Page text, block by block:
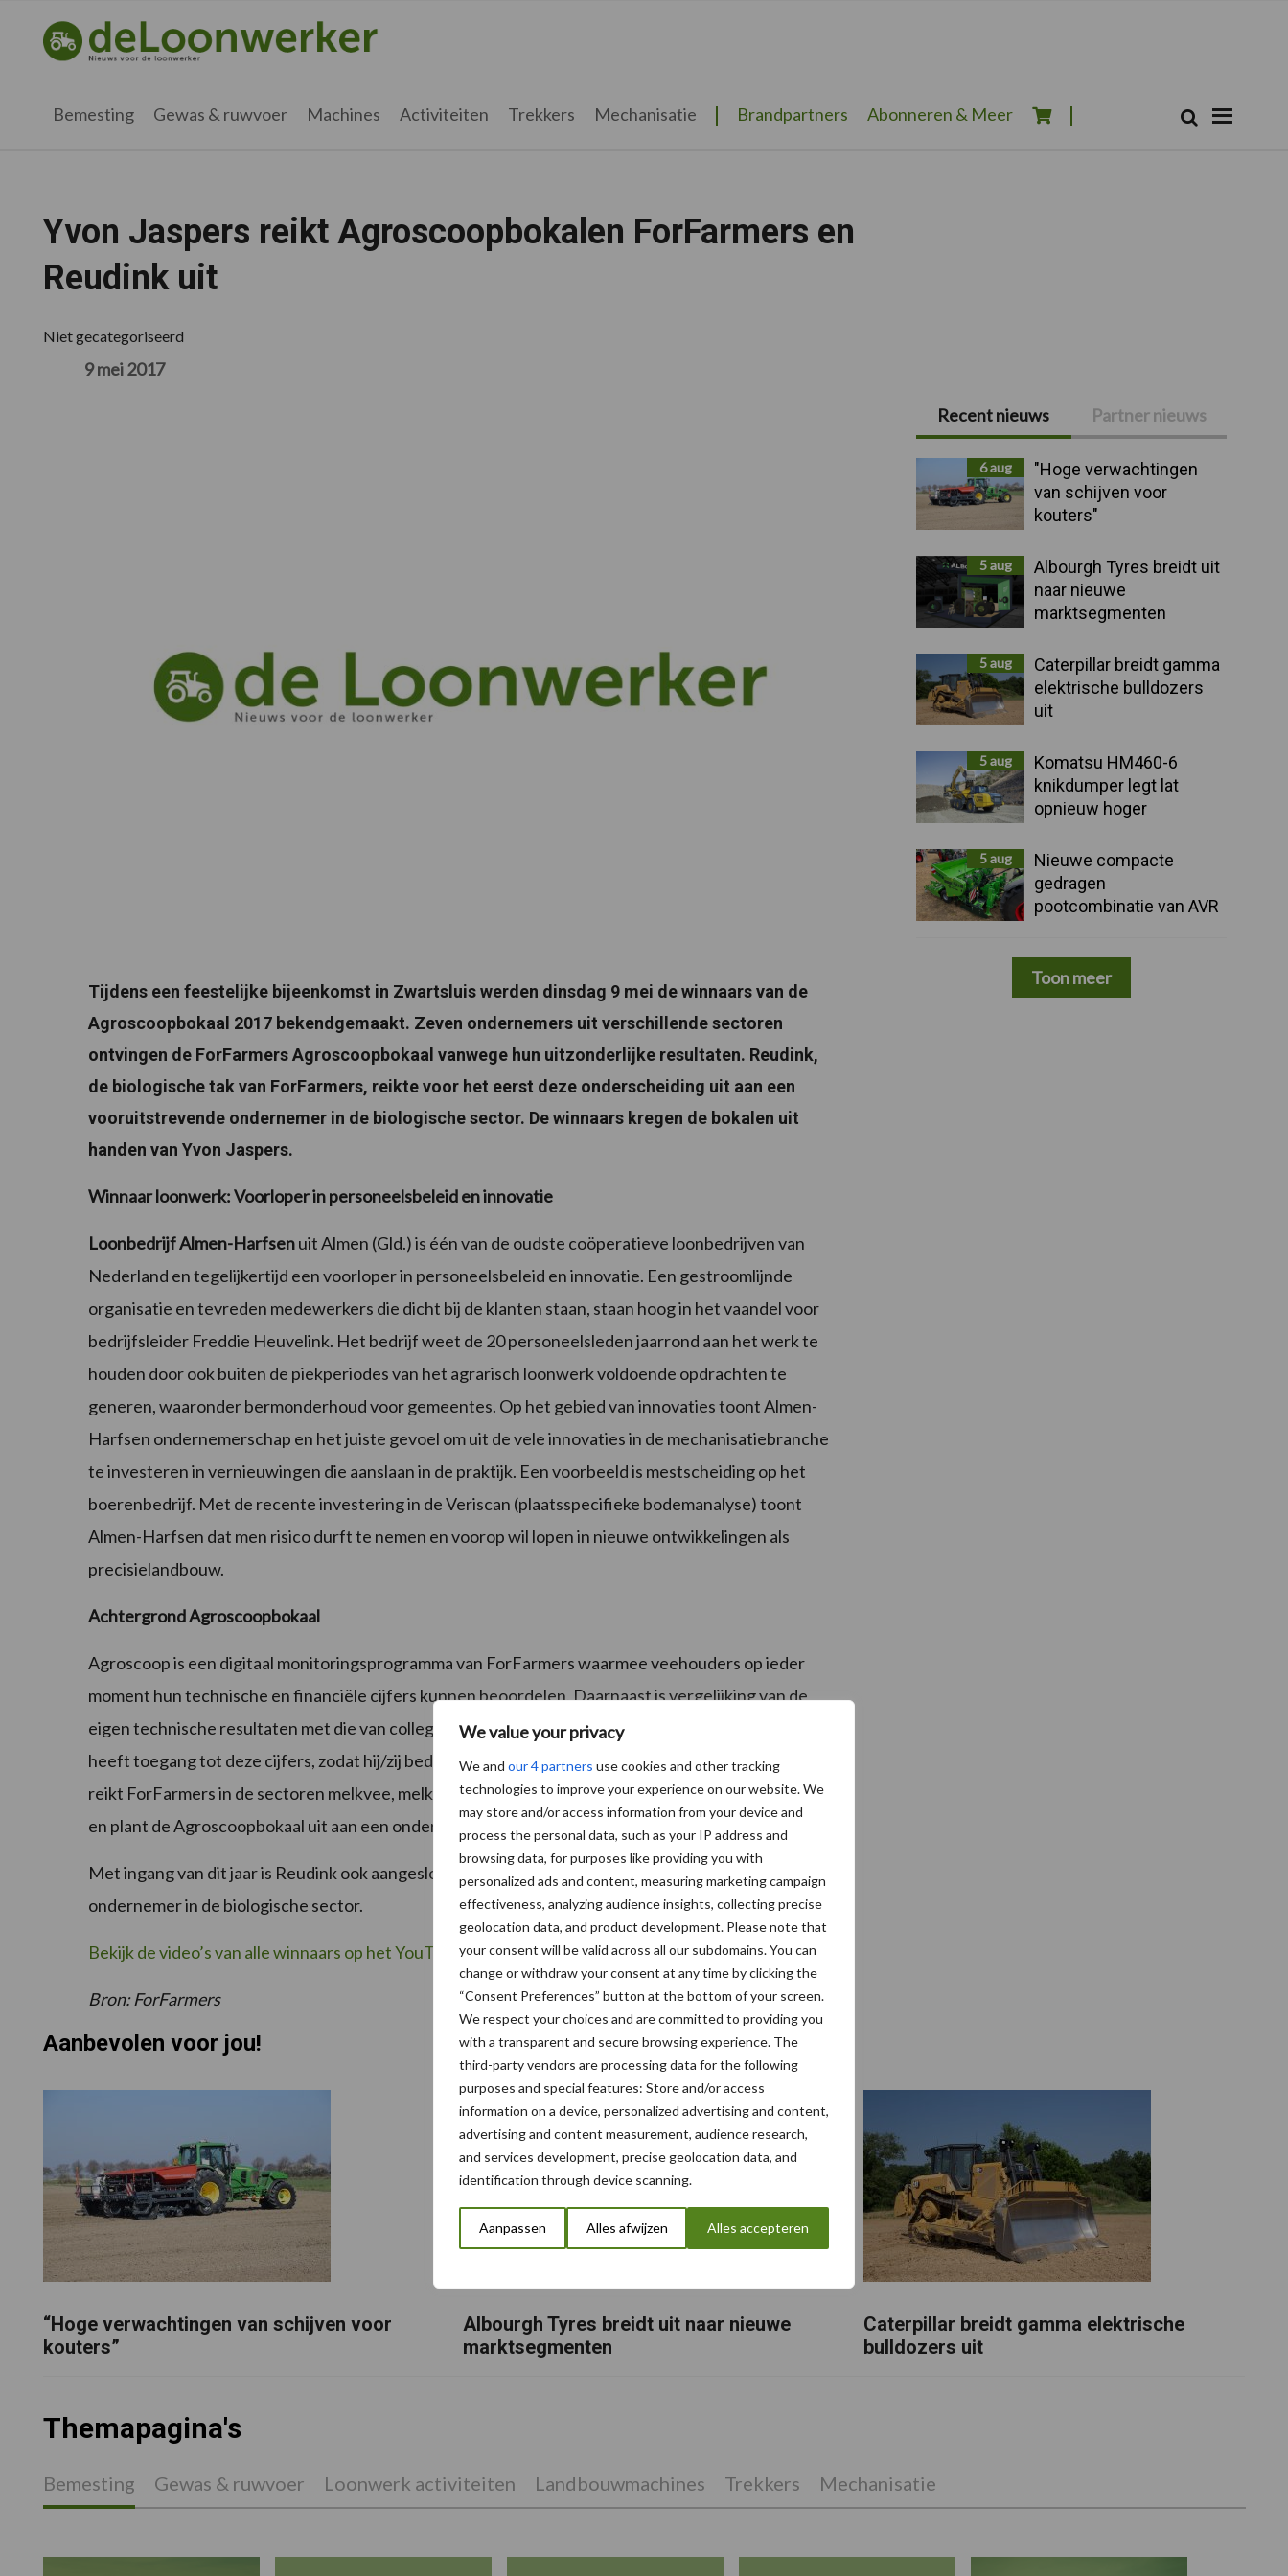
We value your privacy
We and our 4 partners use cookies and other tracking
technologies to improve your experience on our website. We
may store and/or access information from your device and
process the personal data, such as your IP address and
browsing data, for purposes like providing you with
personalized ads and content, measuring marketing campaign
effectiveness, analyzing audience insights, collecting precise
geolocation data, and product development. Please note that
your consent will be valid across all our subdomains. You can
change or withdraw your consent at any time by clicking the
“Consent Preferences” button at the bottom of your screen.
We respect your choices and are committed to providing you
with a transparent and secure browsing experience. The
third-party vendors are processing data for the following
purposes and special features: Store and/or access
information on a device, personalized advertising and content,
advertising and content measurement, audience research,
and services development, precise geolocation data, and
identification through device scanning.
Aanpassen Alles afwijzen Alles accepteren
hoofdnavigatie
hoofd
eerste
voettekst
deloonwerker.nl
Bemesting Gewas & ruwvoer Machines Activiteiten Trekkers Mechanisatie Brandpartners Abonneren & Meer Zoek
Yvon Jaspers reikt Agroscoopbokalen ForFarmers en
Reudink uit
Niet gecategoriseerd
9 mei 2017
Tijdens een feestelijke bijeenkomst in Zwartsluis werden dinsdag 9 mei de winnaars van de
Agroscoopbokaal 2017 bekendgemaakt. Zeven ondernemers uit verschillende sectoren
ontvingen de ForFarmers Agroscoopbokaal vanwege hun uitzonderlijke resultaten. Reudink,
de biologische tak van ForFarmers, reikte voor het eerst deze onderscheiding uit aan een
vooruitstrevende ondernemer in de biologische sector. De winnaars kregen de bokalen uit
handen van Yvon Jaspers.
Winnaar loonwerk: Voorloper in personeelsbeleid en innovatie
Loonbedrijf Almen-Harfsenuit Almen (Gld.) is één van de oudste coöperatieve loonbedrijven van
Nederland en tegelijkertijd een voorloper in personeelsbeleid en innovatie. Een gestroomlijnde
organisatie en tevreden medewerkers die dicht bij de klanten staan, staan hoog in het vaandel voor
bedrijfsleider Freddie Heuvelink. Het bedrijf weet de 20 personeelsleden jaarrond aan het werk te
houden door ook buiten de piekperiodes van het agrarisch loonwerk voldoende opdrachten te
generen, waaronder bermonderhoud voor gemeentes. Op het gebied van innovaties toont Almen-
Harfsen ondernemerschap en het juiste gevoel om uit de vele innovaties in de mechanisatiebranche
te investeren in vernieuwingen die aanslaan in de praktijk. Een voorbeeld is mestscheiding op het
boerenbedrijf. Met de recente investering in de Veriscan (plaatsspecifieke bodemanalyse) toont
Almen-Harfsen dat men risico durft te nemen en voorop wil lopen in nieuwe ontwikkelingen als
precisielandbouw.
Achtergrond Agroscoopbokaal
Agroscoop is een digitaal monitoringsprogramma van ForFarmers waarmee veehouders op ieder
moment hun technische en financiële cijfers kunnen beoordelen. Daarnaast is vergelijking van de
eigen technische resultaten met die van collega-veehouders mogelijk. De specialist van ForFarmers
heeft toegang tot deze cijfers, zodat hij/zij bedrijven proactief en effectief kan begeleiden. Jaarlijks
reikt ForFarmers in de sectoren melkvee, melkgeiten, vleesvee, varkens, legpluimvee, vleespluimvee
en plant de Agroscoopbokaal uit aan een ondernemer die uitzonderlijk heeft gepresteerd.
Met ingang van dit jaar is Reudink ook aangesloten. Zij beloont de meest vooruitstrevende
ondernemer in de biologische sector.
Bekijk de video’s van alle winnaars op het YouTube-kanaal van ForFarmers.
Bron: ForFarmers
Primaire
Sidebar
Recent nieuws Partner nieuws
6 aug
"Hoge verwachtingen
van schijven voor
kouters"
5 aug
Albourgh Tyres breidt uit
naar nieuwe
marktsegmenten
5 aug
Caterpillar breidt gamma
elektrische bulldozers
uit
5 aug
Komatsu HM460-6
knikdumper legt lat
opnieuw hoger
5 aug
Nieuwe compacte
gedragen
pootcombinatie van AVR
Toon meer
Aanbevolen voor jou!
“Hoge verwachtingen van schijven voor
kouters”
Albourgh Tyres breidt uit naar nieuwe
marktsegmenten
Caterpillar breidt gamma elektrische
bulldozers uit
Themapagina's
Bemesting Gewas & ruwvoer Loonwerk activiteiten Landbouwmachines Trekkers Mechanisatie